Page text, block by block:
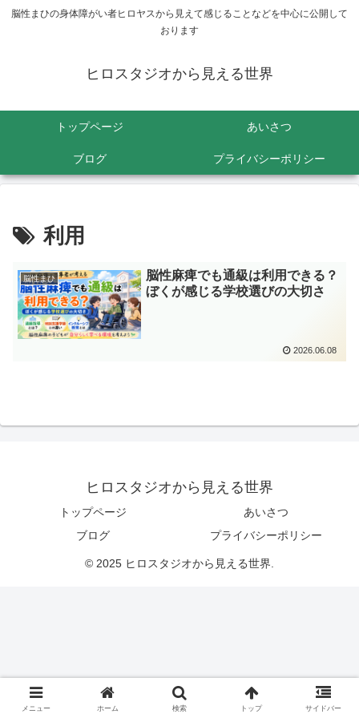
脳性まひの身体障がい者ヒロヤスから見えて感じることなどを中心に公開して
おります
ヒロスタジオから見える世界
トップページ あいさつ
ブログ プライバシーポリシー
利用
脳性まひ
脳性麻痺でも通級は利用できる？
ぼくが感じる学校選びの大切さ
2026.06.08
ヒロスタジオから見える世界
トップページ
あいさつ
ブログ
プライバシーポリシー
© 2025 ヒロスタジオから見える世界.
メニュー ホーム 検索 トップ サイドバー